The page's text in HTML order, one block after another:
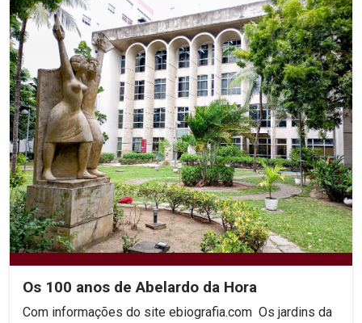
Os 100 anos de Abelardo da Hora
Com informações do site ebiografia.com Os jardins da